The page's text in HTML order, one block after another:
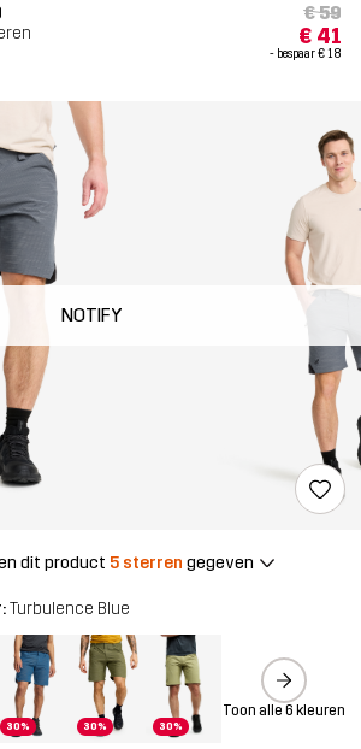
€ 59
€ 41
- bespaar€ 18
NOTIFY
dit product 5 sterren gegeven
Turbulence Blue
30% 30% 30%
Toon alle 6 kleuren